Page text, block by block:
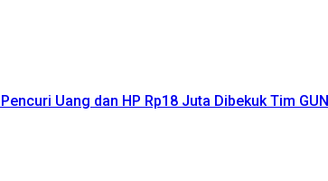
Uang dan HP Rp18 Juta Dibekuk Tim